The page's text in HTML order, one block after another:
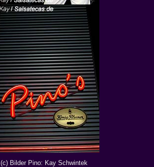
(c) Bilder Pino: Kay Schwintek